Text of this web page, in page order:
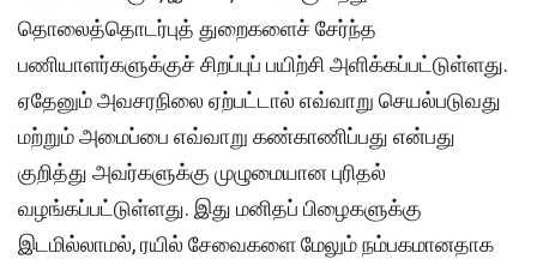
தொலைத்தொடர்புத் துறைகளைச் சேர்ந்த
பணியாளர்களுக்குச் சிறப்புப் பயிற்சி அளிக்கப்பட்டுள்ளது.
ஏதேனும் அவசரநிலை ஏற்பட்டால் எவ்வாறு செயல்படுவது
மற்றும் அமைப்பை எவ்வாறு கண்காணிப்பது என்பது
குறித்து அவர்களுக்கு முழுமையான புரிதல்
வழங்கப்பட்டுள்ளது. இது மனிதப் பிழைகளுக்கு
இடமில்லாமல், ரயில் சேவைகளை மேலும் நம்பகமானதாக